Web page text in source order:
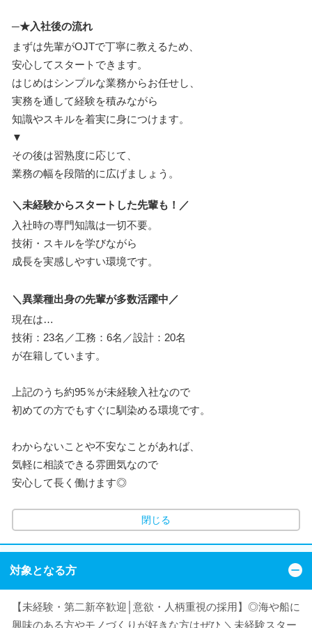
─★入社後の流れ
まずは先輩がOJTで丁寧に教えるため、
安心してスタートできます。
はじめはシンプルな業務からお任せし、
実務を通して経験を積みながら
知識やスキルを着実に身につけます。
▼
その後は習熟度に応じて、
業務の幅を段階的に広げましょう。
＼未経験からスタートした先輩も！／
入社時の専門知識は一切不要。
技術・スキルを学びながら
成長を実感しやすい環境です。
＼異業種出身の先輩が多数活躍中／
現在は…
技術：23名／工務：6名／設計：20名
が在籍しています。
上記のうち約95％が未経験入社なので
初めての方でもすぐに馴染める環境です。
わからないことや不安なことがあれば、
気軽に相談できる雰囲気なので
安心して長く働けます◎
閉じる
対象となる方
【未経験・第二新卒歓迎│意欲・人柄重視の採用】◎海や船に
興味のある方やモノづくりが好きな方はぜひ ＼未経験スター